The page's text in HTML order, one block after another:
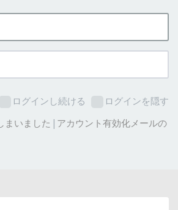
ログインし続ける ログインを隠す
まいました | アカウント有効化メールの